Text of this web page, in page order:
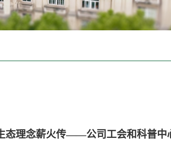
态理念薪火传——公司工会和科普中